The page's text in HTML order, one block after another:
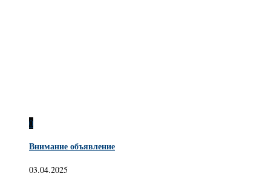
0
Внимание объявление
03.04.2025